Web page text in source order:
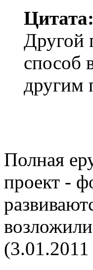
Цитата:
Другой
способ
другим
Полная
проект -